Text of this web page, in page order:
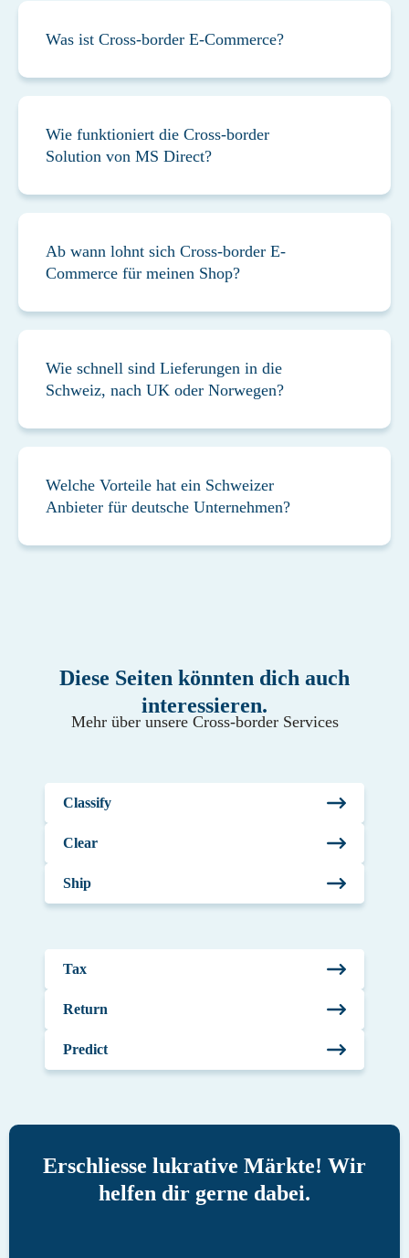
Was ist Cross-border E-Commerce?
Wie funktioniert die Cross-border
Solution von MS Direct?
Ab wann lohnt sich Cross-border E-
Commerce für meinen Shop?
Wie schnell sind Lieferungen in die
Schweiz, nach UK oder Norwegen?
Welche Vorteile hat ein Schweizer
Anbieter für deutsche Unternehmen?
Diese Seiten könnten dich auch
interessieren.
Mehr über unsere Cross-border Services
Classify
Clear
Ship
Tax
Return
Predict
Erschliesse lukrative Märkte! Wir
helfen dir gerne dabei.